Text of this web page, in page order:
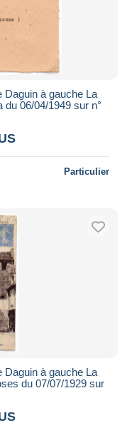
Daguin à gauche La
06/04/1949 sur n°
Particulier
Daguin à gauche La
du 07/07/1929 sur